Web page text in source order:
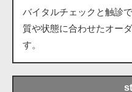
バイタルチェックと触診
質や状態に合わせたオー
す。